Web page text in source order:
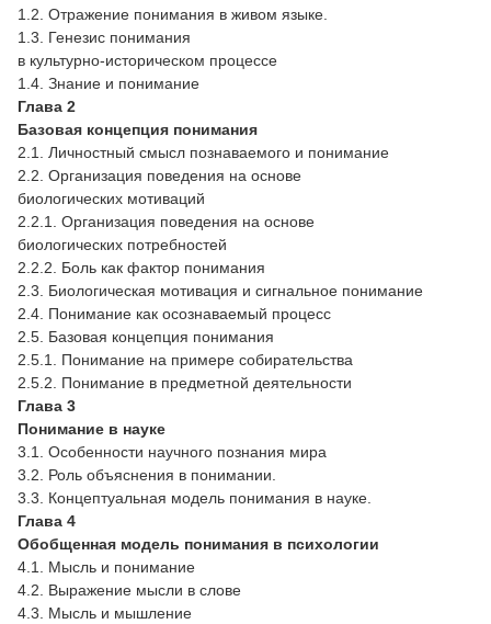
1.2. Отражение понимания в живом языке.
1.3. Генезис понимания
в культурно-историческом процессе
1.4. Знание и понимание
Глава 2
Базовая концепция понимания
2.1. Личностный смысл познаваемого и понимание
2.2. Организация поведения на основе
биологических мотиваций
2.2.1. Организация поведения на основе
биологических потребностей
2.2.2. Боль как фактор понимания
2.3. Биологическая мотивация и сигнальное понимание
2.4. Понимание как осознаваемый процесс
2.5. Базовая концепция понимания
2.5.1. Понимание на примере собирательства
2.5.2. Понимание в предметной деятельности
Глава 3
Понимание в науке
3.1. Особенности научного познания мира
3.2. Роль объяснения в понимании.
3.3. Концептуальная модель понимания в науке.
Глава 4
Обобщенная модель понимания в психологии
4.1. Мысль и понимание
4.2. Выражение мысли в слове
4.3. Мысль и мышление